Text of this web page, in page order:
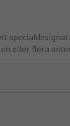
eller flera
de emot data